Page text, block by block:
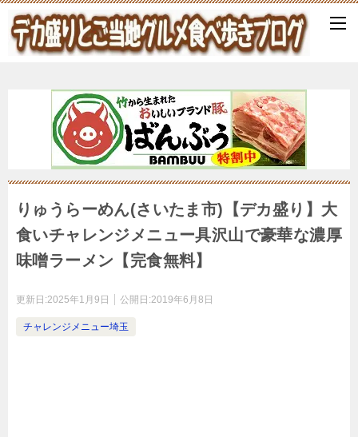
りゅうらーめん(さいたま市)【デカ盛り】大
食いチャレンジメニュー具沢山で豪華な濃厚
味噌ラーメン【完食無料】
更新日:2025年1月9日 公開日:2019年6月8日
チャレンジメニュー埼玉